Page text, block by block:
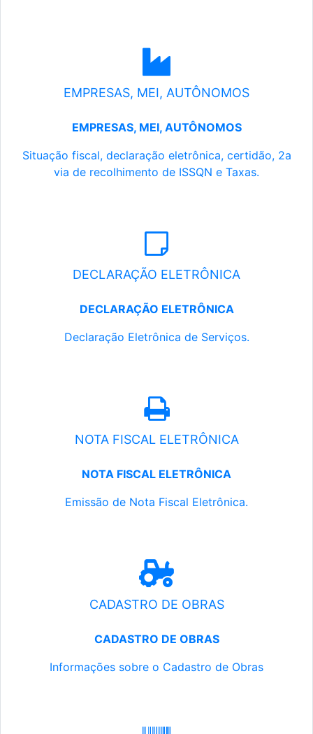
EMPRESAS, MEI, AUTÔNOMOS
EMPRESAS, MEI, AUTÔNOMOS
Situação fiscal, declaração eletrônica, certidão, 2a
via de recolhimento de ISSQN e Taxas.
DECLARAÇÃO ELETRÔNICA
DECLARAÇÃO ELETRÔNICA
Declaração Eletrônica de Serviços.
NOTA FISCAL ELETRÔNICA
NOTA FISCAL ELETRÔNICA
Emissão de Nota Fiscal Eletrônica.
CADASTRO DE OBRAS
CADASTRO DE OBRAS
Informações sobre o Cadastro de Obras